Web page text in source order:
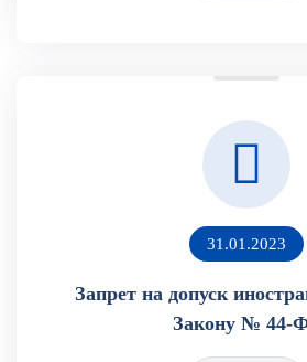
31.01.2023
Запрет на допуск
Закону № 44-